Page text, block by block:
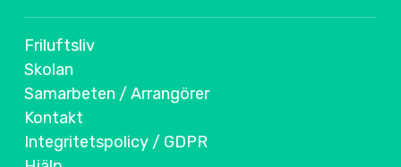
Friluftsliv
Skolan
Samarbeten / Arrangörer
Kontakt
Integritetspolicy / GDPR